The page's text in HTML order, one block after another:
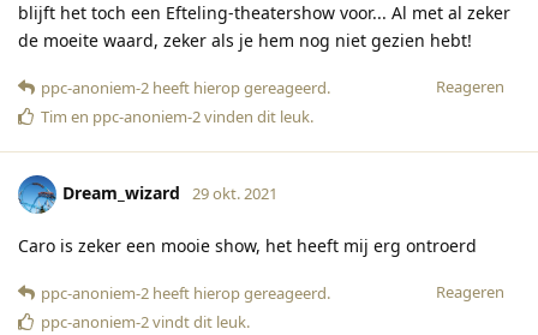
blijft het toch een Efteling-theatershow voor... Al met al zeker
de moeite waard, zeker als je hem nog niet gezien hebt!
Reageren
ppc-anoniem-2 heeft hierop gereageerd.
Tim en ppc-anoniem-2vinden dit leuk.
Dream_wizard 29 okt. 2021
Caro is zeker een mooie show, het heeft mij erg ontroerd
Reageren
ppc-anoniem-2 heeft hierop gereageerd.
ppc-anoniem-2vindt dit leuk.